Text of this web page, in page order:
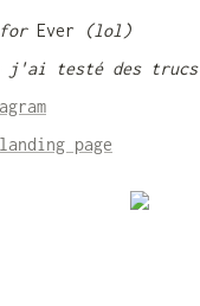
for Ever
(lol)
j'ai testé des trucs
page